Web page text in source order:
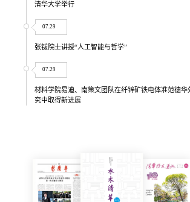
清华大学举行
07.29
张钹院士讲授“人工智能与哲学”
07.29
材料学院易迪、南策文团队在纤锌矿铁电体准范德华
究中取得新进展